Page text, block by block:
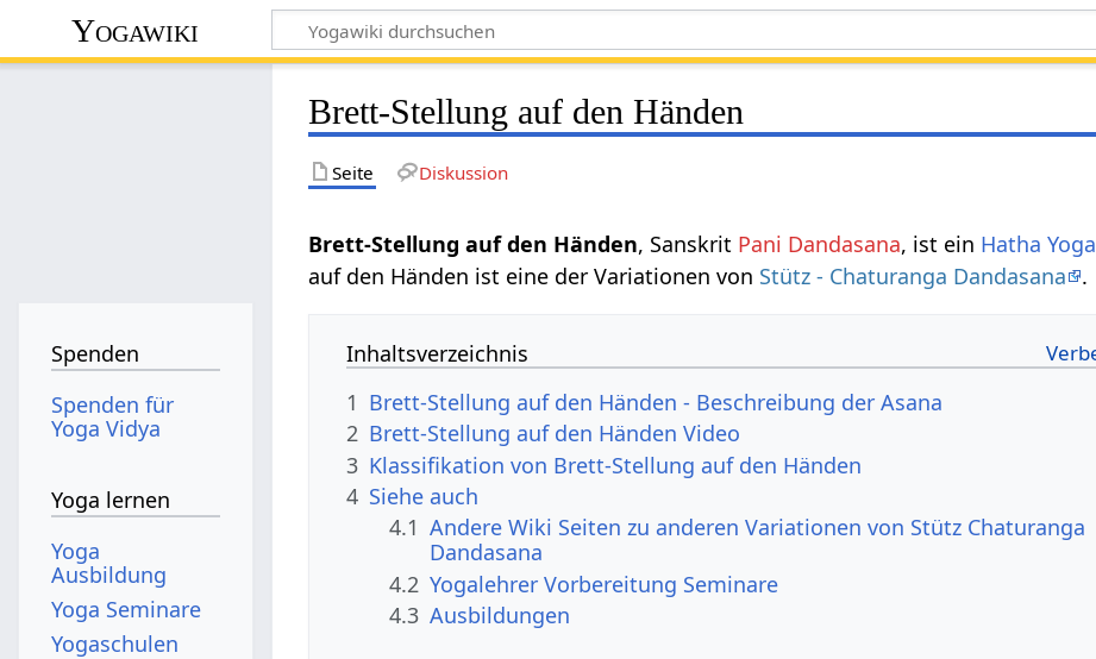
Yogawiki
Brett-Stellung auf den Händen
Seite Diskussion
Brett-Stellung auf den Händen, Sanskrit Pani Dandasana, ist ein Hatha Yoga
auf den Händen ist eine der Variationen von Stütz - Chaturanga Dandasana .
Inhaltsverzeichnis
1 Brett-Stellung auf den Händen - Beschreibung der Asana
2 Brett-Stellung auf den Händen Video
3 Klassifikation von Brett-Stellung auf den Händen
4 Siehe auch
4.1 Andere Wiki Seiten zu anderen Variationen von Stütz Chaturanga
Dandasana
4.2 Yogalehrer Vorbereitung Seminare
4.3 Ausbildungen
Spenden
Spenden für
Yoga Vidya
Yoga lernen
Yoga
Ausbildung
Yoga Seminare
Yogaschulen